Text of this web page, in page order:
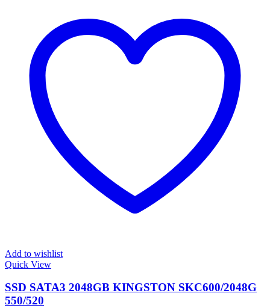
Add to wishlist
Quick View
SSD SATA3 2048GB KINGSTON SKC600/2048G
550/520